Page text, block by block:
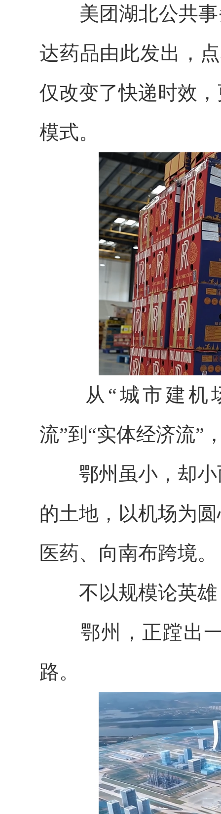
美团湖北公共事
达药品由此发出，
仅改变了快递时效
模式。
从“城市建机场
流”到“实体经济流”
鄂州虽小，却小
的土地，以机场为
医药、向南布跨境。
不以规模论英雄
鄂州，正蹚出一
路。